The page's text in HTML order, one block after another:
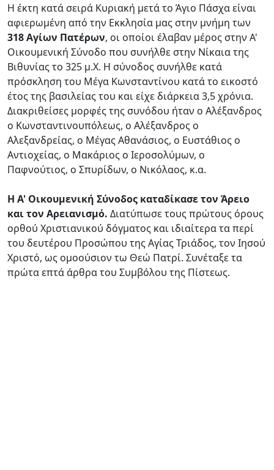
Η έκτη κατά σειρά Κυριακή μετά το Άγιο Πάσχα είναι
αφιερωμένη από την Εκκλησία μας στην μνήμη των
318 Αγίων Πατέρων, οι οποίοι έλαβαν μέρος στην Α'
Οικουμενική Σύνοδο που συνήλθε στην Νίκαια της
Βιθυνίας το 325 μ.Χ. Η σύνοδος συνήλθε κατά
πρόσκληση του Μέγα Κωνσταντίνου κατά το εικοστό
έτος της βασιλείας του και είχε διάρκεια 3,5 χρόνια.
Διακριθείσες μορφές της συνόδου ήταν ο Αλέξανδρος
ο Κωνσταντινουπόλεως, ο Αλέξανδρος ο
Αλεξανδρείας, ο Μέγας Αθανάσιος, ο Ευστάθιος ο
Αντιοχείας, ο Μακάριος ο Ιεροσολύμων, ο
Παφνούτιος, ο Σπυρίδων, ο Νικόλαος, κ.α.
Η Α' Οικουμενική Σύνοδος καταδίκασε τον Άρειο
και τον Αρειανισμό. Διατύπωσε τους πρώτους όρους
ορθού Χριστιανικού δόγματος και ιδιαίτερα τα περί
του δευτέρου Προσώπου της Αγίας Τριάδος, τον Ιησού
Χριστό, ως ομοούσιον τω Θεώ Πατρί. Συνέταξε τα
πρώτα επτά άρθρα του Συμβόλου της Πίστεως.